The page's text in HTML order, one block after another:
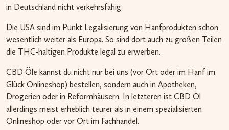
in Deutschland nicht verkehrsfähig.
Die USA sind im Punkt Legalisierung von Hanfprodukten schon
wesentlich weiter als Europa. So sind dort auch zu großen Teilen
die THC-haltigen Produkte legal zu erwerben.
CBD Öle kannst du nicht nur bei uns (vor Ort oder im Hanf im
Glück Onlineshop) bestellen, sondern auch in Apotheken,
Drogerien oder in Reformhäusern. In letzteren ist CBD Öl
allerdings meist erheblich teurer als in einem spezialisierten
Onlineshop oder vor Ort im Fachhandel.